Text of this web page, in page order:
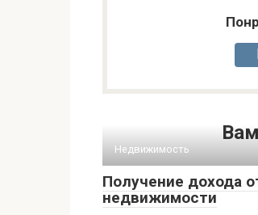
Недвижимость
Получение дохода
недвижимости